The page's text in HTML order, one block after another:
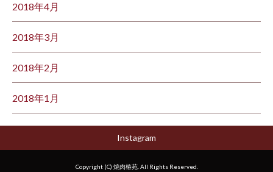
2018年4月
2018年3月
2018年2月
2018年1月
Instagram
Copyright (C) 焼肉椿苑. All Rights Reserved.